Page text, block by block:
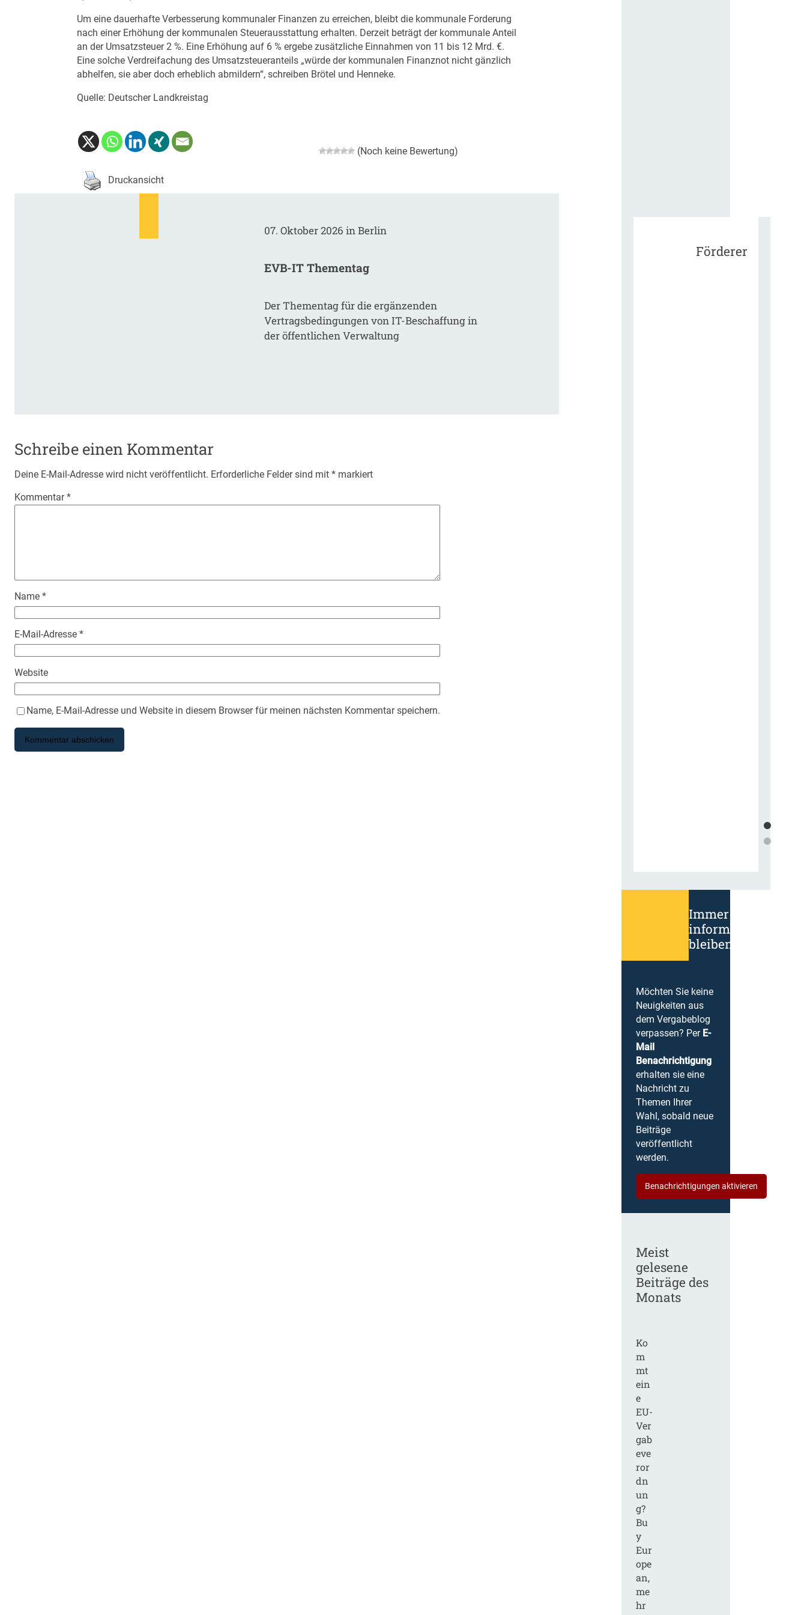
Um eine dauerhafte Verbesserung kommunaler Finanzen zu erreichen, bleibt die kommunale Forderung
nach einer Erhöhung der kommunalen Steuerausstattung erhalten. Derzeit beträgt der kommunale Anteil
an der Umsatzsteuer 2 %. Eine Erhöhung auf 6 % ergebe zusätzliche Einnahmen von 11 bis 12 Mrd. €.
Eine solche Verdreifachung des Umsatzsteueranteils „würde der kommunalen Finanznot nicht gänzlich
abhelfen, sie aber doch erheblich abmildern“, schreiben Brötel und Henneke.
Quelle: Deutscher Landkreistag
(Noch keine Bewertung)
Druckansicht
07. Oktober 2026 in Berlin
EVB-IT Thementag
Der Thementag für die ergänzenden
Vertragsbedingungen von IT-Beschaffung in
der öffentlichen Verwaltung
Schreibe einen Kommentar
Deine E-Mail-Adresse wird nicht veröffentlicht. Erforderliche Felder sind mit * markiert
Kommentar*
Name *
E-Mail-Adresse *
Website
Name, E-Mail-Adresse und Website in diesem Browser für meinen nächsten Kommentar speichern.
Förderer
Immer
informiert
bleiben!
Möchten Sie keine
Neuigkeiten aus
dem Vergabeblog
verpassen? Per E-
Mail
Benachrichtigung
erhalten sie eine
Nachricht zu
Themen Ihrer
Wahl, sobald neue
Beiträge
veröffentlicht
werden.
Benachrichtigungen aktivieren
Meist
gelesene
Beiträge des
Monats
Ko
m
mt
ein
e
EU-
Ver
gab
eve
ror
dn
un
g?
Bu
y
Eur
ope
an,
me
hr